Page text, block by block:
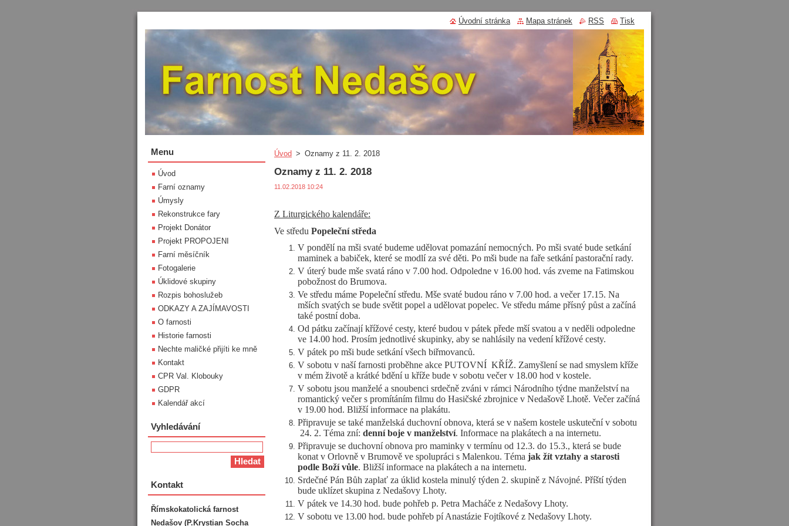
Úvod > Oznamy z 11. 2. 2018
Oznamy z 11. 2. 2018
11.02.2018 10:24
Z Liturgického kalendáře:
Ve středu Popeleční středa
V pondělí na mši svaté budeme udělovat pomazání nemocných. Po mši svaté bude setkání
maminek a babiček, které se modlí za své děti. Po mši bude na faře setkání pastorační rady.
V úterý bude mše svatá ráno v 7.00 hod. Odpoledne v 16.00 hod. vás zveme na Fatimskou
pobožnost do Brumova.
Ve středu máme Popeleční středu. Mše svaté budou ráno v 7.00 hod. a večer 17.15. Na
mších svatých se bude světit popel a udělovat popelec. Ve středu máme přísný půst a začíná
také postní doba.
Od pátku začínají křížové cesty, které budou v pátek přede mší svatou a v neděli odpoledne
ve 14.00 hod. Prosím jednotlivé skupinky, aby se nahlásily na vedení křížové cesty.
V pátek po mši bude setkání všech biřmovanců.
V sobotu v naší farnosti proběhne akce PUTOVNÍ KŘÍŽ. Zamyšlení se nad smyslem kříže
v mém životě a krátké bdění u kříže bude v sobotu večer v 18.00 hod v kostele.
V sobotu jsou manželé a snoubenci srdečně zváni v rámci Národního týdne manželství na
romantický večer s promítáním filmu do Hasičské zbrojnice v Nedašově Lhotě. Večer začíná
v 19.00 hod. Bližší informace na plakátu.
Připravuje se také manželská duchovní obnova, která se v našem kostele uskuteční v sobotu
24. 2. Téma zní: denní boje v manželství. Informace na plakátech a na internetu.
Připravuje se duchovní obnova pro maminky v termínu od 12.3. do 15.3., která se bude
konat v Orlovně v Brumově ve spolupráci s Malenkou. Téma jak žít vztahy a starosti
podle Boží vůle. Bližší informace na plakátech a na internetu.
Srdečné Pán Bůh zaplať za úklid kostela minulý týden 2. skupině z Návojné. Příští týden
bude uklízet skupina z Nedašovy Lhoty.
V pátek ve 14.30 hod. bude pohřeb p. Petra Macháče z Nedašovy Lhoty.
V sobotu ve 13.00 hod. bude pohřeb pí Anastázie Fojtíkové z Nedašovy Lhoty.
Menu
Úvod
Farní oznamy
Úmysly
Rekonstrukce fary
Projekt Donátor
Projekt PROPOJENI
Farní měsíčník
Fotogalerie
Úklidové skupiny
Rozpis bohoslužeb
ODKAZY A ZAJÍMAVOSTI
O farnosti
Historie farnosti
Nechte maličké přijíti ke mně
Kontakt
CPR Val. Klobouky
GDPR
Kalendář akcí
Vyhledávání
Kontakt
Římskokatolická farnost
Nedašov (P.Krystian Socha
Úvodní stránka Mapa stránek RSS Tisk